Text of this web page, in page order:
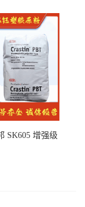
SK605 增强级